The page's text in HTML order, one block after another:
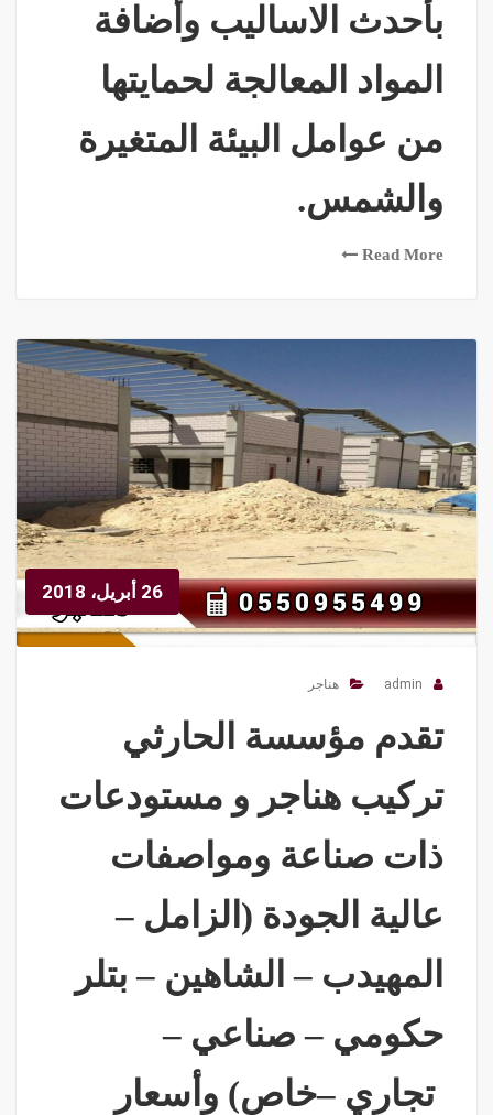
بأحدث الاساليب وأضافة
المواد المعالجة لحمايتها
من عوامل البيئة المتغيرة
والشمس.
Read More
26 أبريل، 2018
admin هناجر
تقدم مؤسسة الحارثي
تركيب هناجر و مستودعات
ذات صناعة ومواصفات
عالية الجودة (الزامل –
المهيدب – الشاهين – بتلر
حكومي – صناعي –
تجاري –خاص) وأسعار